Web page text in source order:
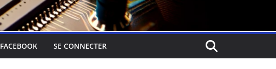
FACEBOOK SE CONNECTER